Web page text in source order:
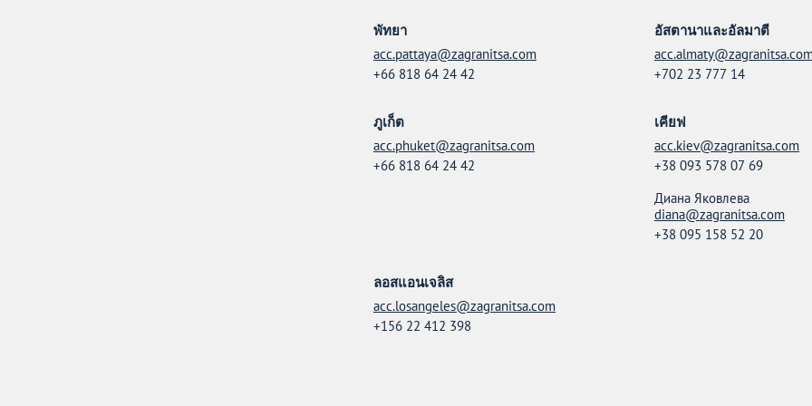
พัทยา
acc.pattaya@zagranitsa.com
+66 818 64 24 42
อัสตานาและอัลมาตี
+702 23 777 14
ภูเก็ต
acc.phuket@zagranitsa.com
+66 818 64 24 42
เคียฟ
acc.kiev@zagranitsa.com
+38 093 578 07 69
Диана Яковлева
diana@zagranitsa.com
+38 095 158 52 20
ลอสแอนเจลิส
acc.losangeles@zagranitsa.com
+156 22 412 398